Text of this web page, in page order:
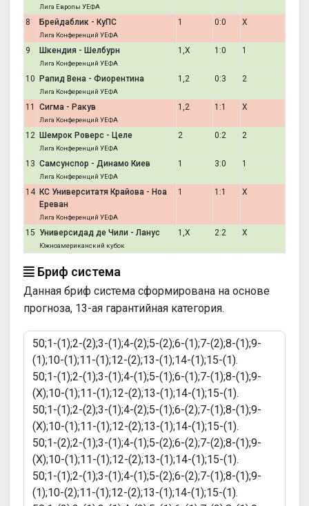
Лига Европы УЕФА
8 Брейдаблик - КуПС
Лига Конференций УЕФА
1 0:0 X
9 Шкендия - Шелбурн
Лига Конференций УЕФА
1,X 1:0 1
10 Рапид Вена - Фиорентина
Лига Конференций УЕФА
1,2 0:3 2
11 Сигма - Ракув
Лига Конференций УЕФА
1,2 1:1 X
12 Шемрок Роверс - Целе
Лига Конференций УЕФА
2 0:2 2
13 Самсунспор - Динамо Киев
Лига Конференций УЕФА
1 3:0 1
14 КС Университатя Крайова - Ноа
Ереван
Лига Конференций УЕФА
1 1:1 X
15 Универсидад де Чили - Ланус
Южноамериканский кубок
1,X 2:2 X
Бриф система
Данная бриф система сформирована на основе
прогноза, 13-ая гарантийная категория.